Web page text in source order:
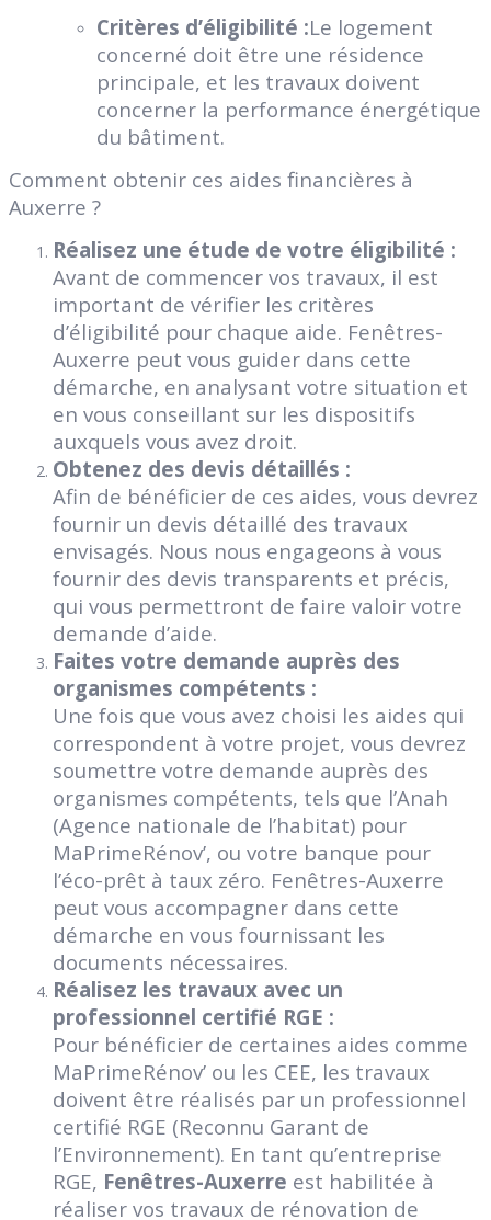
Critères d’éligibilité :Le logement
concerné doit être une résidence
principale, et les travaux doivent
concerner la performance énergétique
du bâtiment.
Comment obtenir ces aides financières à
Auxerre ?
Réalisez une étude de votre éligibilité :
Avant de commencer vos travaux, il est
important de vérifier les critères
d’éligibilité pour chaque aide. Fenêtres-
Auxerre peut vous guider dans cette
démarche, en analysant votre situation et
en vous conseillant sur les dispositifs
auxquels vous avez droit.
Obtenez des devis détaillés :
Afin de bénéficier de ces aides, vous devrez
fournir un devis détaillé des travaux
envisagés. Nous nous engageons à vous
fournir des devis transparents et précis,
qui vous permettront de faire valoir votre
demande d’aide.
Faites votre demande auprès des
organismes compétents :
Une fois que vous avez choisi les aides qui
correspondent à votre projet, vous devrez
soumettre votre demande auprès des
organismes compétents, tels que l’Anah
(Agence nationale de l’habitat) pour
MaPrimeRénov’, ou votre banque pour
l’éco-prêt à taux zéro. Fenêtres-Auxerre
peut vous accompagner dans cette
démarche en vous fournissant les
documents nécessaires.
Réalisez les travaux avec un
professionnel certifié RGE :
Pour bénéficier de certaines aides comme
MaPrimeRénov’ ou les CEE, les travaux
doivent être réalisés par un professionnel
certifié RGE (Reconnu Garant de
l’Environnement). En tant qu’entreprise
RGE, Fenêtres-Auxerre est habilitée à
réaliser vos travaux de rénovation de